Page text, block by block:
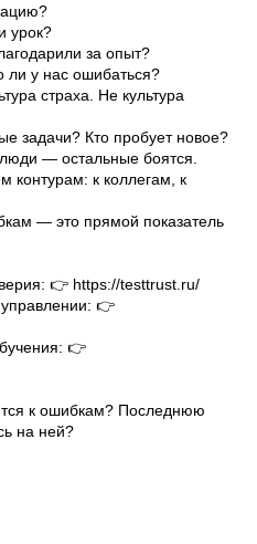
урок?
за опыт?
ли у нас ошибаться?
страха. Не культура
задачи? Кто пробует новое?
— остальные боятся.
контурам: к коллегам, к
— это прямой показатель
👉 https://testtrust.ru/
👉
👉
к ошибкам? Последнюю
на ней?